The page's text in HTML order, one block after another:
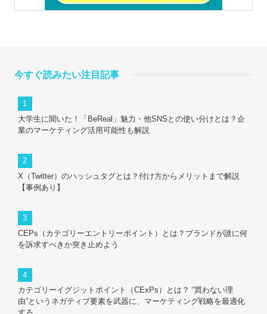
今すぐ読みたい注目記事
大学生に聞いた！「BeReal」魅力・他SNSとの使い分けとは？企
業のマーケティング活用可能性も解説
X（Twitter）のハッシュタグとは？付け方からメリットまで解説
【事例あり】
CEPs（カテゴリーエントリーポイント）とは？ブランドが誰に何
を訴求すべきか突き止めよう
カテゴリーイグジットポイント（CExPs）とは？ “買わない理
由”というネガティブ要素を武器に、マーケティング戦略を最適化